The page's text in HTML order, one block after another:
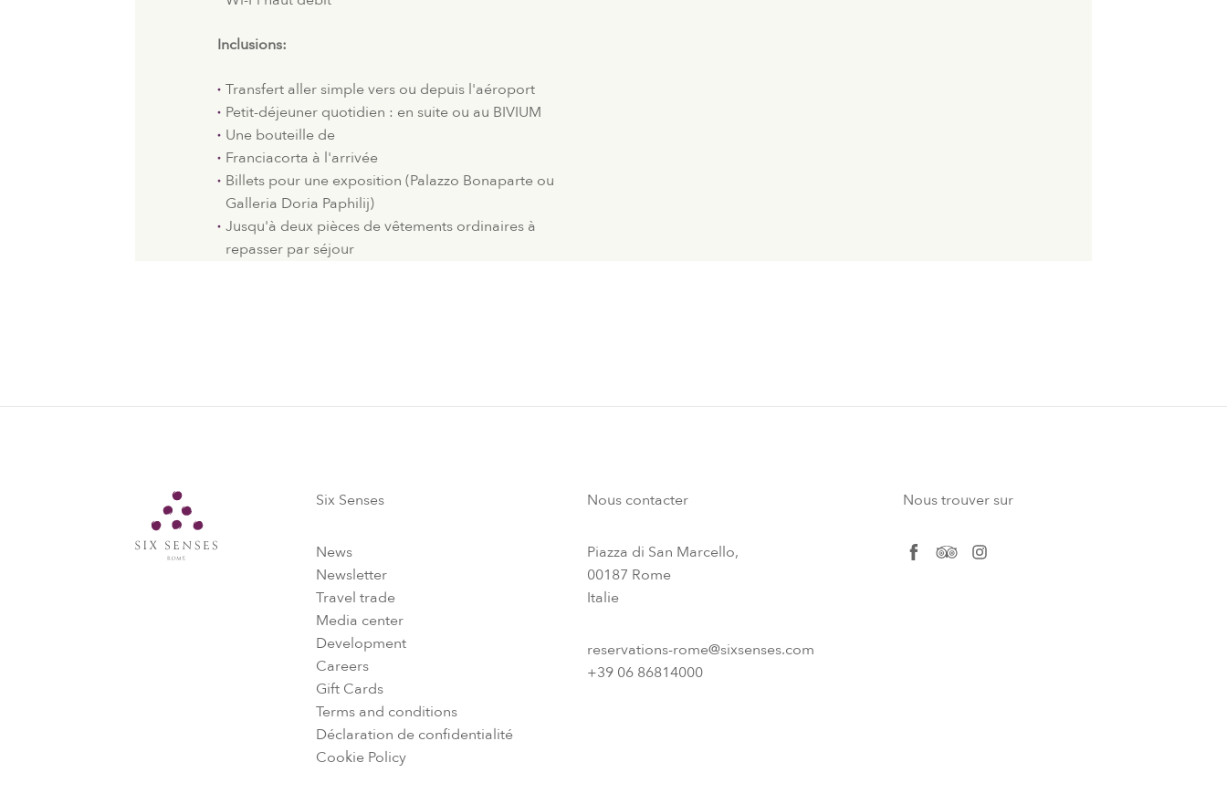
Inclusions:
Transfert aller simple vers ou depuis l'aéroport
Petit-déjeuner quotidien : en suite ou au BIVIUM
Une bouteille de
Franciacorta à l'arrivée
Billets pour une exposition (Palazzo Bonaparte ou
Galleria Doria Paphilij)
Jusqu'à deux pièces de vêtements ordinaires à
repasser par séjour
Six Senses
News
Newsletter
Travel trade
Media center
Development
Careers
Gift Cards
Terms and conditions
Déclaration de confidentialité
Cookie Policy
Nous contacter
Piazza di San Marcello,
00187 Rome
Italie
reservations-rome@sixsenses.com
+39 06 86814000
Nous trouver sur
facebook
tripadvisor